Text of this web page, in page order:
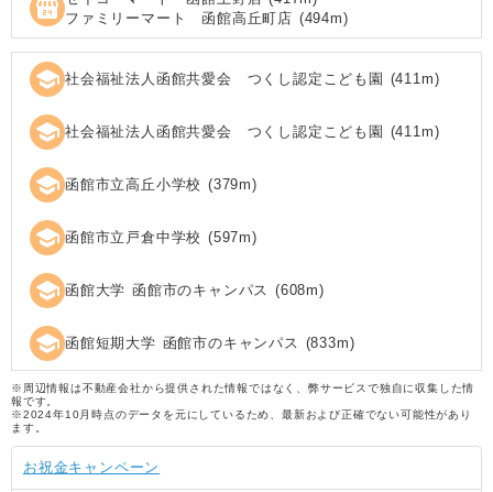
local_convenience_store ファミリーマート 函館高丘町店 (494m)
school 社会福祉法人函館共愛会 つくし認定こども園 (411 m)
school 社会福祉法人函館共愛会 つくし認定こども園 (411 m)
school 函館市立高丘小学校 (379m)
school 函館市立戸倉中学校 (597m)
school 函館大学 函館市のキャンパス (608m)
school 函館短期大学 函館市のキャンパス (833m)
※周辺情報は不動産会社から提供された情報ではなく、弊サービスで独自に収集した情
報です。
※2024年10月時点のデータを元にしているため、最新および正確でない可能性があり
ます。
お祝金キャンペーン